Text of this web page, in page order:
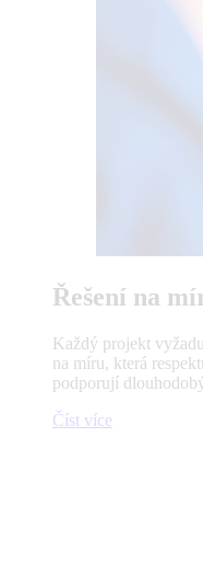
Řešení na
Každý projekt
na míru, která
podporují
Číst více